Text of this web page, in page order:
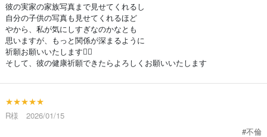
彼の実家の家族写真まで見せてくれるし
自分の子供の写真も見せてくれるほど
やから、私が気にしすぎなのかなとも
思いますが、もっと関係が深まるように
祈願お願いいたします🙇‍♀️
そして、彼の健康祈願できたらよろしくお願いいたします
★★★★★
R様 2026/01/15
#不倫